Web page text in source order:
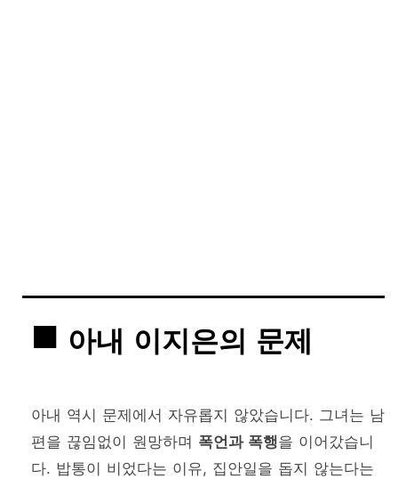
아내 이지은의 문제
아내 역시 문제에서 자유롭지 않았습니다. 그녀는 남
편을 끊임없이 원망하며 폭언과 폭행을 이어갔습니
다. 밥통이 비었다는 이유, 집안일을 돕지 않는다는